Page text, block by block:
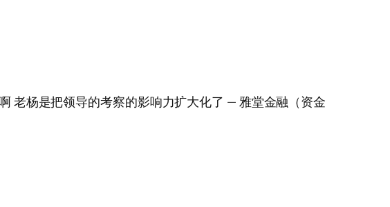
老杨是把领导的考察的影响力扩大化了 — 雅堂金融（资金